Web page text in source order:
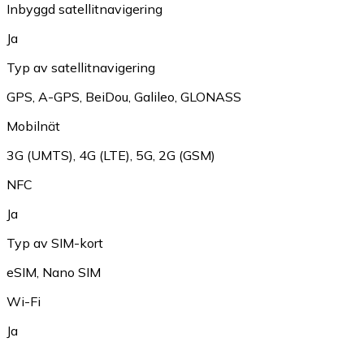
Inbyggd satellitnavigering
Ja
Typ av satellitnavigering
GPS, A-GPS, BeiDou, Galileo, GLONASS
Mobilnät
3G (UMTS), 4G (LTE), 5G, 2G (GSM)
NFC
Ja
Typ av SIM-kort
eSIM, Nano SIM
Wi-Fi
Ja